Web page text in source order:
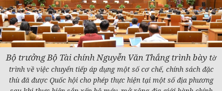
Bộ trưởng Bộ Tài chính Nguyễn Văn Thắng trình bày tờ
trình về việc chuyển tiếp áp dụng một số cơ chế, chính sách đặc
thù đã được Quốc hội cho phép thực hiện tại một số địa phương